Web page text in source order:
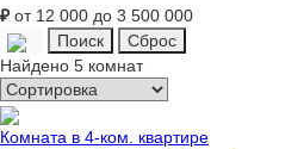
₽от 12 000 до 3 500 000
Найдено 5 комнат
Комната в 4-ком. квартире